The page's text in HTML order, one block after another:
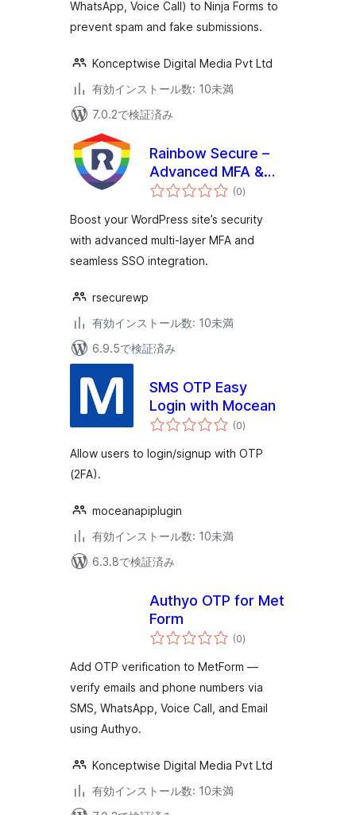
WhatsApp, Voice Call) to Ninja Forms to
prevent spam and fake submissions.
Konceptwise Digital Media Pvt Ltd
有効インストール数: 10未満
7.0.2で検証済み
Rainbow Secure –
Advanced MFA &
SSO Plugin
(0個
の
価
)
Boost your WordPress site’s security
with advanced multi-layer MFA and
seamless SSO integration.
rsecurewp
有効インストール数: 10未満
6.9.5で検証済み
SMS OTP Easy
Login with Mocean
(0個
の
価
)
Allow users to login/signup with OTP
(2FA).
moceanapiplugin
有効インストール数: 10未満
6.3.8で検証済み
Authyo OTP for Met
Form
(0個
の
価
)
Add OTP verification to MetForm —
verify emails and phone numbers via
SMS, WhatsApp, Voice Call, and Email
using Authyo.
Konceptwise Digital Media Pvt Ltd
有効インストール数: 10未満